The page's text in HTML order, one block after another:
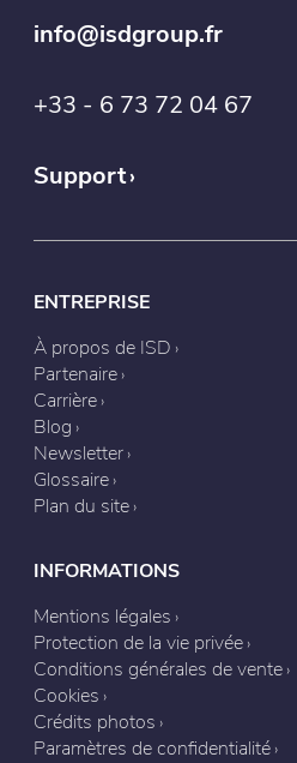
info@isdgroup.fr
+33 - 6 73 72 04 67
Support
ENTREPRISE
À propos de ISD
Partenaire
Carrière
Blog
Newsletter
Glossaire
Plan du site
INFORMATIONS
Mentions légales
Protection de la vie privée
Conditions générales de vente
Cookies
Crédits photos
Paramètres de confidentialité